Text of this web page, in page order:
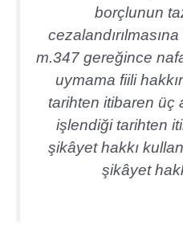
borçlunun
m.347 gereğince
uymama fiili
tarihten itibaren üç
işlendiği tarihten
şikâyet hakkı
şikâyet